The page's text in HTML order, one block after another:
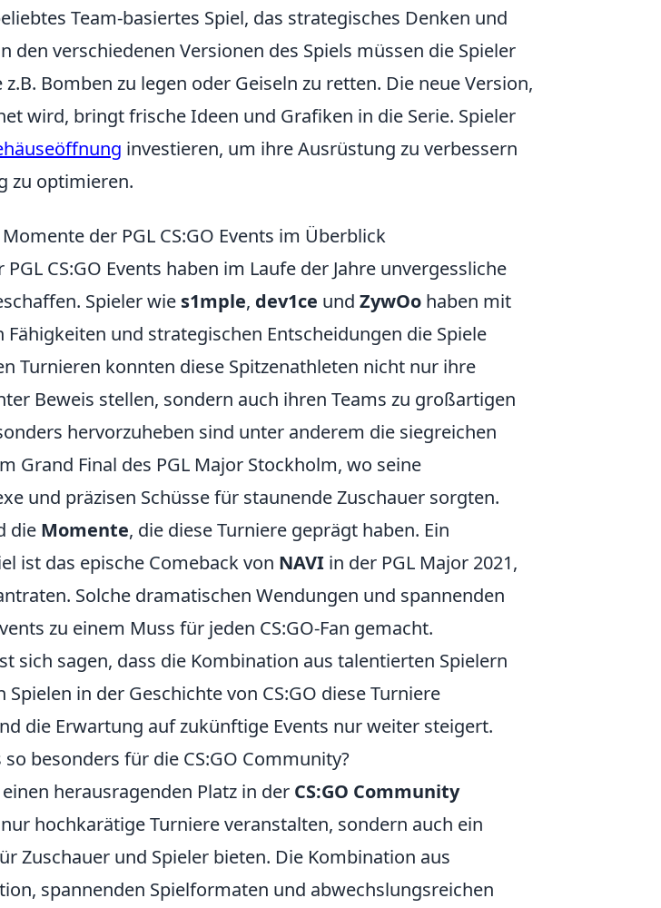
Team-basiertes Spiel, das strategisches Denken und
den verschiedenen Versionen des Spiels müssen die Spieler
Bomben zu legen oder Geiseln zu retten. Die neue Version,
wird, bringt frische Ideen und Grafiken in die Serie. Spieler
investieren, um ihre Ausrüstung zu verbessern
zu optimieren.
der PGL CS:GO Events im Überblick
PGL CS:GO Events haben im Laufe der Jahre unvergessliche
Spieler wie s1mple, dev1ce und ZywOo haben mit
und strategischen Entscheidungen die Spiele
Turnieren konnten diese Spitzenathleten nicht nur ihre
Beweis stellen, sondern auch ihren Teams zu großartigen
hervorzuheben sind unter anderem die siegreichen
Grand Final des PGL Major Stockholm, wo seine
und präzisen Schüsse für staunende Zuschauer sorgten.
die Momente, die diese Turniere geprägt haben. Ein
ist das epische Comeback von NAVI in der PGL Major 2021,
Solche dramatischen Wendungen und spannenden
zu einem Muss für jeden CS:GO-Fan gemacht.
sich sagen, dass die Kombination aus talentierten Spielern
in der Geschichte von CS:GO diese Turniere
die Erwartung auf zukünftige Events nur weiter steigert.
so besonders für die CS:GO Community?
herausragenden Platz in der CS:GO Community
hochkarätige Turniere veranstalten, sondern auch ein
Zuschauer und Spieler bieten. Die Kombination aus
spannenden Spielformaten und abwechslungsreichen